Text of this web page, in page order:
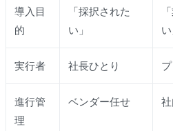
導入目
的
「採択された
い」
い
実行者 社長ひとり
進行管
理
ベンダー任せ